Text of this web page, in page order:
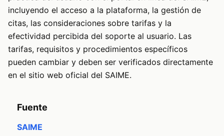
incluyendo el acceso a la plataforma, la gestión de
citas, las consideraciones sobre tarifas y la
efectividad percibida del soporte al usuario. Las
tarifas, requisitos y procedimientos específicos
pueden cambiar y deben ser verificados directamente
en el sitio web oficial del SAIME.
Fuente
SAIME